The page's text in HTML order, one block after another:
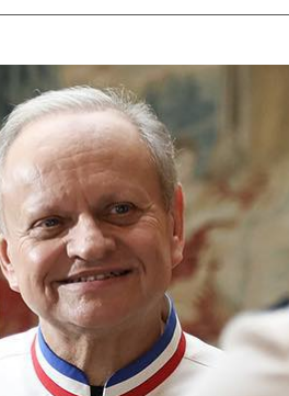
À LA PETITE CUILLÈRE
DESTIN DE FEMME
V…DE VOYAGE